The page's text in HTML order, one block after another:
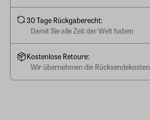
30 Tage Rückgaberecht:
Damit Sie alle Zeit der Welt haben
Kostenlose Retoure:
Wir übernehmen die Rücksendekosten